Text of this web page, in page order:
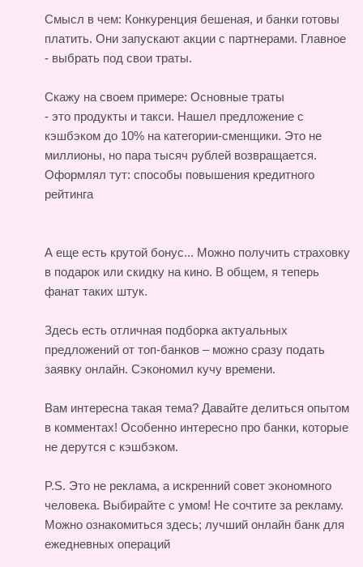
Смысл в чем: Конкуренция бешеная, и банки готовы
платить. Они запускают акции с партнерами. Главное
- выбрать под свои траты.
Скажу на своем примере: Основные траты
- это продукты и такси. Нашел предложение с
кэшбэком до 10% на категории-сменщики. Это не
миллионы, но пара тысяч рублей возвращается.
Оформлял тут: способы повышения кредитного
рейтинга
А еще есть крутой бонус... Можно получить страховку
в подарок или скидку на кино. В общем, я теперь
фанат таких штук.
Здесь есть отличная подборка актуальных
предложений от топ-банков – можно сразу подать
заявку онлайн. Сэкономил кучу времени.
Вам интересна такая тема? Давайте делиться опытом
в комментах! Особенно интересно про банки, которые
не дерутся с кэшбэком.
P.S. Это не реклама, а искренний совет экономного
человека. Выбирайте с умом! Не сочтите за рекламу.
Можно ознакомиться здесь; лучший онлайн банк для
ежедневных операций